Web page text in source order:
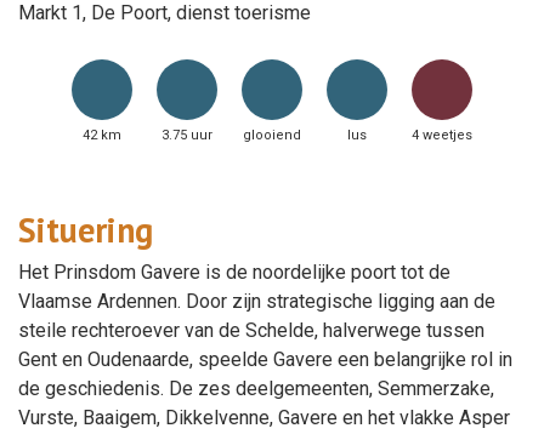
Markt 1, De Poort, dienst toerisme
42 km 3.75 uur glooiend lus 4 weetjes
Situering
Het Prinsdom Gavere is de noordelijke poort tot de
Vlaamse Ardennen. Door zijn strategische ligging aan de
steile rechteroever van de Schelde, halverwege tussen
Gent en Oudenaarde, speelde Gavere een belangrijke rol in
de geschiedenis. De zes deelgemeenten, Semmerzake,
Vurste, Baaigem, Dikkelvenne, Gavere en het vlakke Asper